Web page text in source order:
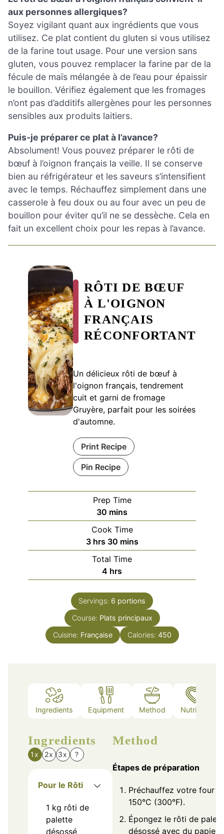
aux personnes allergiques?
Soyez vigilant quant aux ingrédients que vous
utilisez. Ce plat contient du gluten si vous utilisez
de la farine tout usage. Pour une version sans
gluten, vous pouvez remplacer la farine par de la
fécule de maïs mélangée à de l’eau pour épaissir
le bouillon. Vérifiez également que les fromages
n’ont pas d’additifs allergènes pour les personnes
sensibles aux produits laitiers.
Puis-je préparer ce plat à l’avance?
Absolument! Vous pouvez préparer le rôti de
bœuf à l’oignon français la veille. Il se conserve
bien au réfrigérateur et les saveurs s’intensifient
avec le temps. Réchauffez simplement dans une
casserole à feu doux ou au four avec un peu de
bouillon pour éviter qu’il ne se dessèche. Cela en
fait un excellent choix pour les repas à l’avance.
RÔTI DE BŒUF
À L'OIGNON
FRANÇAIS
RÉCONFORTANT
Un délicieux rôti de bœuf à
l'oignon français, tendrement
cuit et garni de fromage
Gruyère, parfait pour les soirées
d'automne.
Print Recipe
Pin Recipe
Prep Time
30 minutes
mins
Cook Time
3hours
hrs 30minutes
mins
Total Time
4 hours
hrs
Servings: 6 portions
Course: Plats principaux
Cuisine: Française Calories: 450
Ingredients Equipment Method Nutrition
Ingredients
1x 2x 3x ?
Pour le Rôti
1 kg rôti de
palette
désossé
Method
Étapes de préparation
Préchauffez votre four à
150°C (300°F).
Épongez le rôti de
désossé avec du papier